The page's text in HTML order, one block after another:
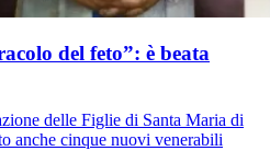
del feto”: è beata
delle Figlie di Santa Maria di
anche cinque nuovi venerabili